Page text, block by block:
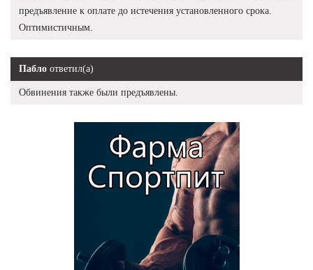
предъявление к оплате до истечения установленного срока.
Оптимистичным.
Пабло ответил(а)
Обвинения также были предъявлены.